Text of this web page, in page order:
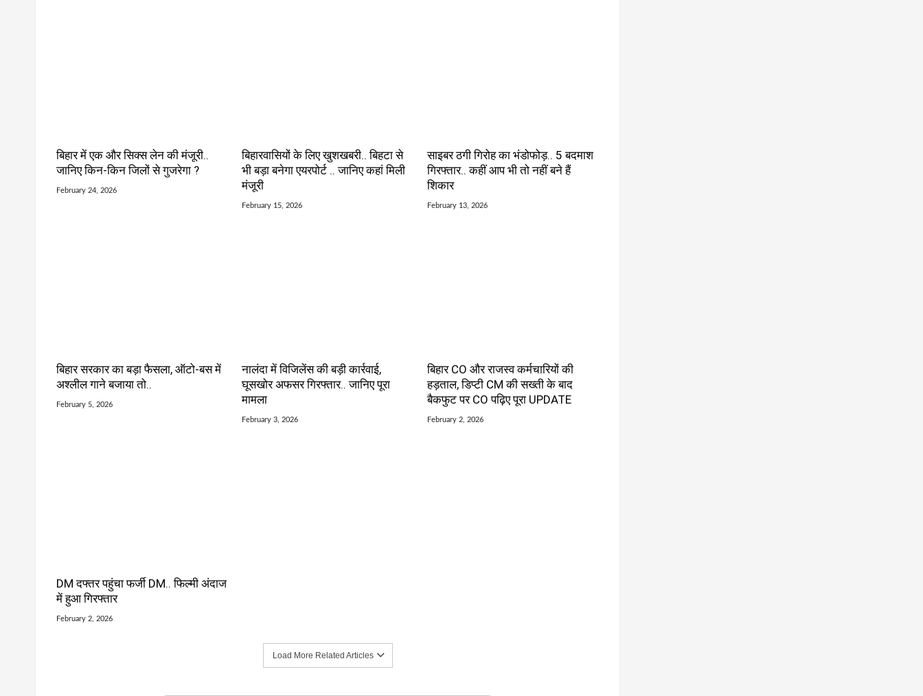
बिहार में एक और सिक्स लेन की मंजूरी..
जानिए किन-किन जिलों से गुजरेगा ?
February 24, 2026
बिहारवासियों के लिए खुशखबरी.. बिहटा से
भी बड़ा बनेगा एयरपोर्ट .. जानिए कहां मिली
मंजूरी
February 15, 2026
साइबर ठगी गिरोह का भंडोफोड़.. 5 बदमाश
गिरफ्तार.. कहीं आप भी तो नहीं बने हैं
शिकार
February 13, 2026
बिहार सरकार का बड़ा फैसला, ऑटो-बस में
अश्लील गाने बजाया तो..
February 5, 2026
नालंदा में विजिलेंस की बड़ी कार्रवाई,
घूसखोर अफसर गिरफ्तार.. जानिए पूरा
मामला
February 3, 2026
बिहार CO और राजस्व कर्मचारियों की
हड़ताल, डिप्टी CM की सख्ती के बाद
बैकफुट पर CO पढ़िए पूरा UPDATE
February 2, 2026
DM दफ्तर पहुंचा फर्जी DM.. फिल्मी अंदाज
में हुआ गिरफ्तार
February 2, 2026
Load More Related Articles